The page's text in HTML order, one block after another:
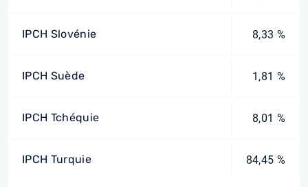
IPCH Slovénie 8,33 %
IPCH Suède 1,81 %
IPCH Tchéquie 8,01 %
IPCH Turquie 84,45 %